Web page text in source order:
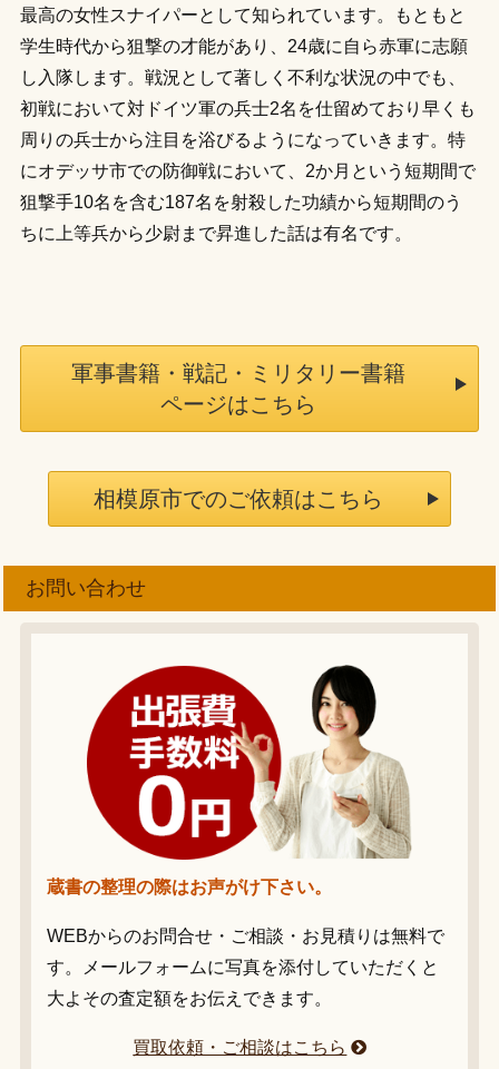
最高の女性スナイパーとして知られています。もともと
学生時代から狙撃の才能があり、24歳に自ら赤軍に志願
し入隊します。戦況として著しく不利な状況の中でも、
初戦において対ドイツ軍の兵士2名を仕留めており早くも
周りの兵士から注目を浴びるようになっていきます。特
にオデッサ市での防御戦において、2か月という短期間で
狙撃手10名を含む187名を射殺した功績から短期間のう
ちに上等兵から少尉まで昇進した話は有名です。
軍事書籍・戦記・ミリタリー書籍
ページはこちら
相模原市でのご依頼はこちら
お問い合わせ
蔵書の整理の際はお声がけ下さい。
WEBからのお問合せ・ご相談・お見積りは無料で
す。メールフォームに写真を添付していただくと
大よその査定額をお伝えできます。
買取依頼・ご相談はこちら